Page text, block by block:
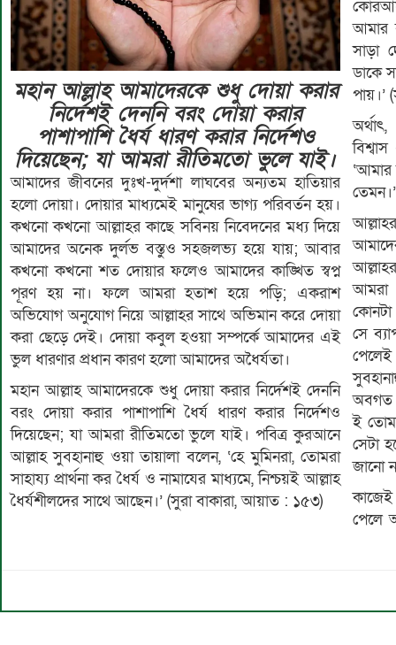
মহান আল্লাহ আমাদেরকে শুধু দোয়া করার
নির্দেশই দেননি বরং দোয়া করার
পাশাপাশি ধৈর্য ধারণ করার নির্দেশও
দিয়েছেন; যা আমরা রীতিমতো ভুলে যাই।
আমাদের জীবনের দুঃখ-দুর্দশা লাঘবের অন্যতম হাতিয়ার
হলো দোয়া। দোয়ার মাধ্যমেই মানুষের ভাগ্য পরিবর্তন হয়।
কখনো কখনো আল্লাহর কাছে সবিনয় নিবেদনের মধ্য দিয়ে
আমাদের অনেক দুর্লভ বস্তুও সহজলভ্য হয়ে যায়; আবার
কখনো কখনো শত দোয়ার ফলেও আমাদের কাঙ্খিত স্বপ্ন
পূরণ হয় না। ফলে আমরা হতাশ হয়ে পড়ি; একরাশ
অভিযোগ অনুযোগ নিয়ে আল্লাহর সাথে অভিমান করে দোয়া
করা ছেড়ে দেই। দোয়া কবুল হওয়া সম্পর্কে আমাদের এই
ভুল ধারণার প্রধান কারণ হলো আমাদের অধৈর্যতা।
মহান আল্লাহ আমাদেরকে শুধু দোয়া করার নির্দেশই দেননি
বরং দোয়া করার পাশাপাশি ধৈর্য ধারণ করার নির্দেশও
দিয়েছেন; যা আমরা রীতিমতো ভুলে যাই। পবিত্র কুরআনে
আল্লাহ সুবহানাহু ওয়া তায়ালা বলেন, ‘হে মুমিনরা, তোমরা
সাহায্য প্রার্থনা কর ধৈর্য ও নামাযের মাধ্যমে, নিশ্চয়ই আল্লাহ
ধৈর্যশীলদের সাথে আছেন।’ (সুরা বাকারা, আয়াত : ১৫৩)
আমার
সাড়া
ডাকে
পায়।’
‘আমার
আমরা
সে
ই
সেটা
জানো
পেলে